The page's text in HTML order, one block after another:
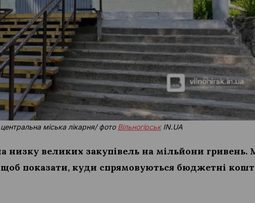
міська лікарня/ фото ВільногірськIN.UA
низку великих закупівель на мільйони гривень.
щоб показати, куди спрямовуються бюджетні